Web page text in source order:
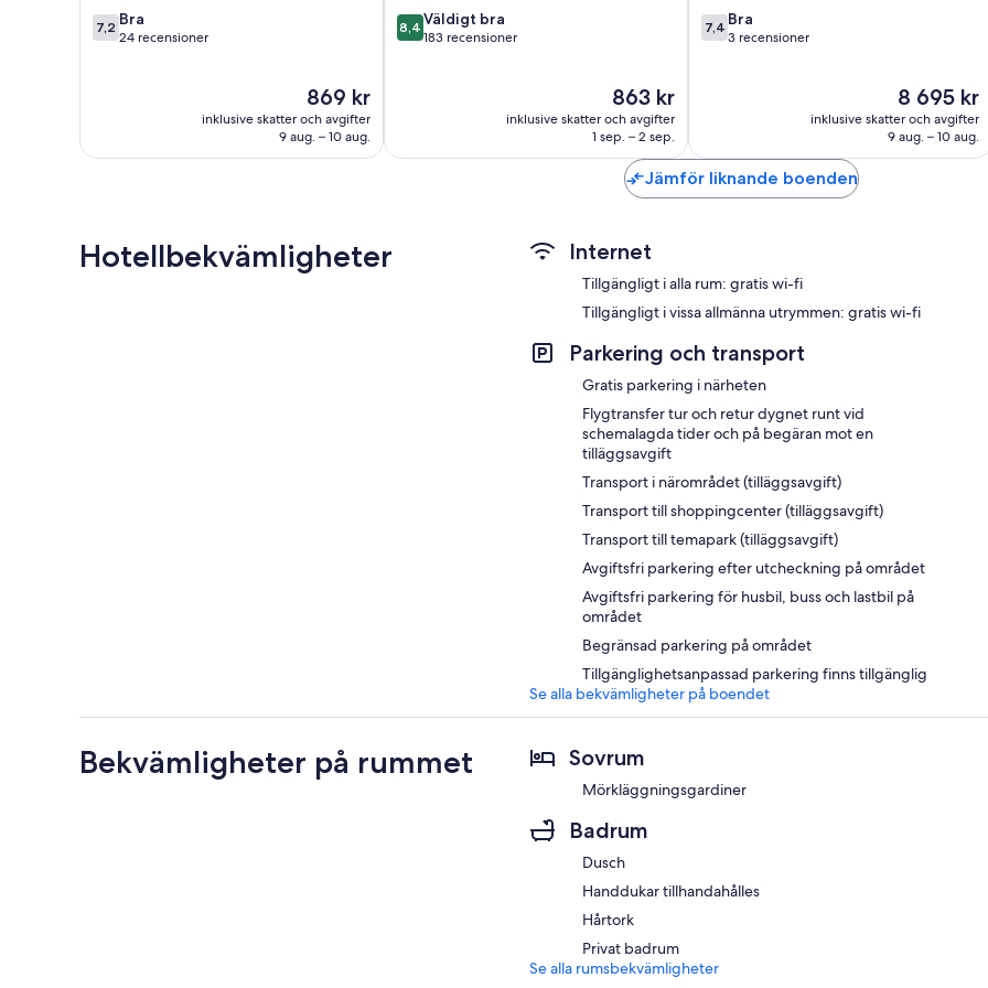
7.2
av
7,2 Bra
24 recensioner
Priset
är
869 kr
869 kr
inklusive skatter och avgifter
9 aug. – 10 aug.
8.4
av
8,4 Väldigt bra
183 recensioner
Priset
är
863 kr
863 kr
inklusive skatter och avgifter
1 sep. – 2 sep.
7.4
av
7,4 Bra
3 recensioner
Priset
är
8 695 kr
8 695 kr
inklusive skatter och avgifter
9 aug. – 10 aug.
Jämför liknande boenden
Hotellbekvämligheter Internet
Tillgängligt i alla rum: gratis wi-fi
Tillgängligt i vissa allmänna utrymmen: gratis wi-fi
Parkering och transport
Gratis parkering i närheten
Flygtransfer tur och retur dygnet runt vid
schemalagda tider och på begäran mot en
tilläggsavgift
Transport i närområdet (tilläggsavgift)
Transport till shoppingcenter (tilläggsavgift)
Transport till temapark (tilläggsavgift)
Avgiftsfri parkering efter utcheckning på området
Avgiftsfri parkering för husbil, buss och lastbil på
området
Begränsad parkering på området
Tillgänglighetsanpassad parkering finns tillgänglig
Se alla bekvämligheter på boendet
Bekvämligheter på rummet Sovrum
Mörkläggningsgardiner
Badrum
Dusch
Handdukar tillhandahålles
Hårtork
Privat badrum
Se alla rumsbekvämligheter